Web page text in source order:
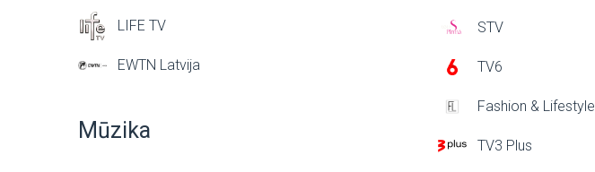
LIFE TV
EWTN Latvija
Mūzika
STV
TV6
Fashion & Lifestyle
TV3 Plus